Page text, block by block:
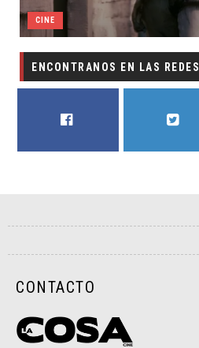
CINE
ENCONTRANOS EN LAS REDES
CONTACTO